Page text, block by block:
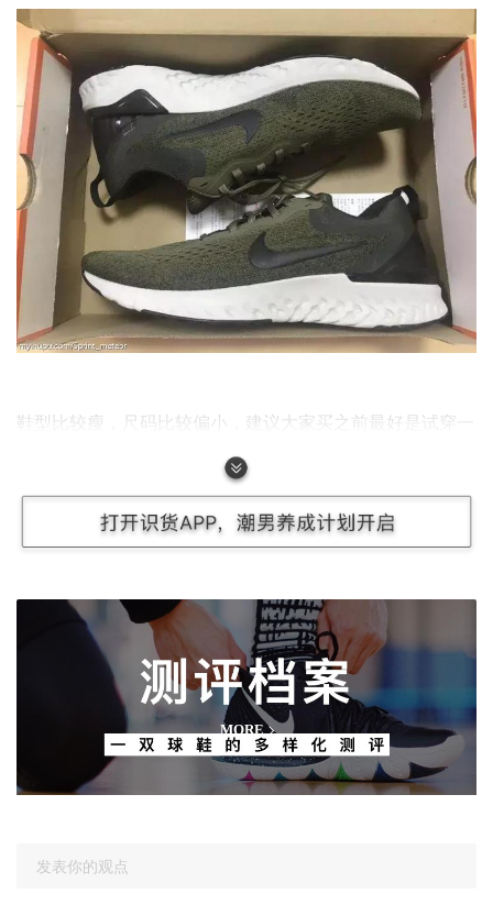
鞋型比较瘦，尺码比较偏小，建议大家买之前最好是试穿一
测评档案
MORE
发表你的观点